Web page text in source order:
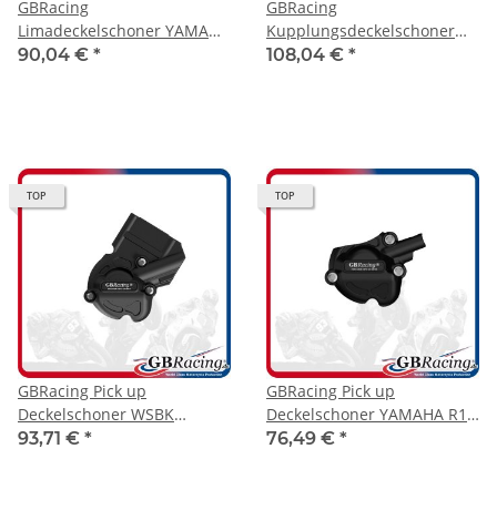
GBRacing
Limadeckelschoner YAMAHA
R1 15-25
90,04 € *
GBRacing
Kupplungsdeckelschoner
YAMAHA R1 15-25
108,04 € *
TOP
GBRacing Pick up
Deckelschoner WSBK
YAMAHA R1 15-25
93,71 € *
TOP
GBRacing Pick up
Deckelschoner YAMAHA R1
15-25
76,49 € *